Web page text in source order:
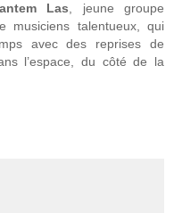
Las , jeune groupe
musiciens talentueux, qui
avec des reprises de
l’espace, du côté de la